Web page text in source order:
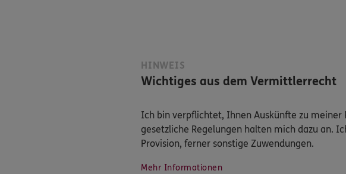
HINWEIS
Wichtiges aus dem Vermittlerrecht
Ich bin verpflichtet, Ihnen Auskünfte zu meiner
gesetzliche Regelungen halten mich dazu an.
Provision, ferner sonstige Zuwendungen.
Mehr Informationen